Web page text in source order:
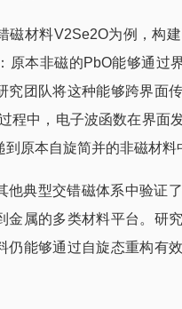
磁材料V2Se2O为例，构
原本非磁的PbO能够通过
究团队将这种能够跨界面
程中，电子波函数在界面
原本自旋简并的非磁材料
他典型交错磁体系中验证
金属的多类材料平台。研
仍能够通过自旋态重构有